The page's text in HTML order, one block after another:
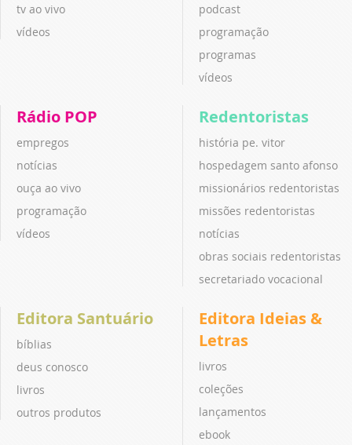
tv ao vivo
vídeos
podcast
programação
programas
vídeos
Rádio POP
empregos
notícias
ouça ao vivo
programação
vídeos
Redentoristas
história pe. vitor
hospedagem santo afonso
missionários redentoristas
missões redentoristas
notícias
obras sociais redentoristas
secretariado vocacional
Editora Santuário
bíblias
deus conosco
livros
outros produtos
Editora Ideias &
Letras
livros
coleções
lançamentos
ebook